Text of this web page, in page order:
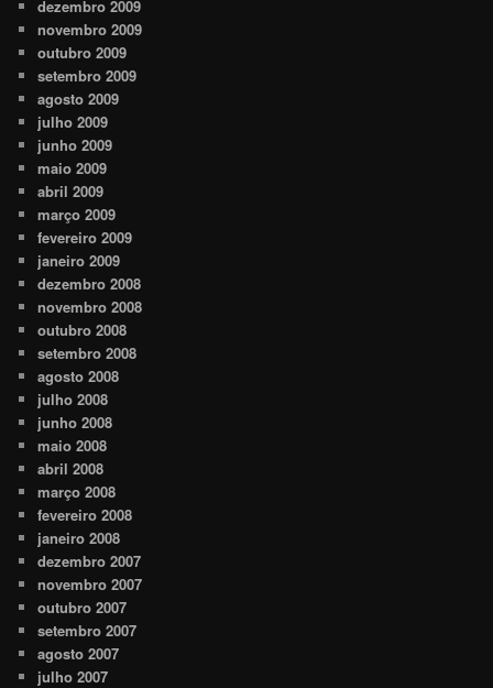
dezembro 2009
novembro 2009
outubro 2009
setembro 2009
agosto 2009
julho 2009
junho 2009
maio 2009
abril 2009
março 2009
fevereiro 2009
janeiro 2009
dezembro 2008
novembro 2008
outubro 2008
setembro 2008
agosto 2008
julho 2008
junho 2008
maio 2008
abril 2008
março 2008
fevereiro 2008
janeiro 2008
dezembro 2007
novembro 2007
outubro 2007
setembro 2007
agosto 2007
julho 2007